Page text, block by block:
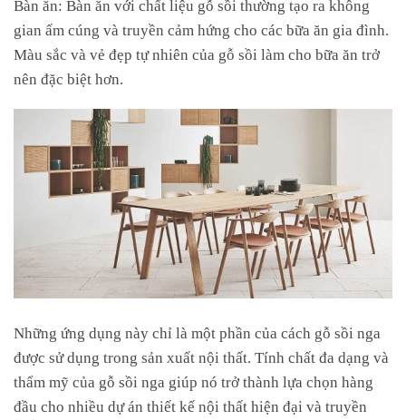
Bàn ăn: Bàn ăn với chất liệu gỗ sồi thường tạo ra không
gian ấm cúng và truyền cảm hứng cho các bữa ăn gia đình.
Màu sắc và vẻ đẹp tự nhiên của gỗ sồi làm cho bữa ăn trở
nên đặc biệt hơn.
Những ứng dụng này chỉ là một phần của cách gỗ sồi nga
được sử dụng trong sản xuất nội thất. Tính chất đa dạng và
thẩm mỹ của gỗ sồi nga giúp nó trở thành lựa chọn hàng
đầu cho nhiều dự án thiết kế nội thất hiện đại và truyền